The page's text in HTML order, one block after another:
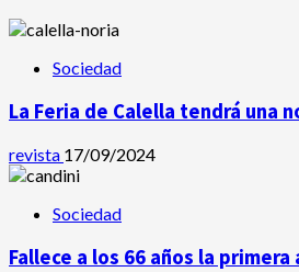
Sociedad
La Feria de Calella tendrá una
revista 17/09/2024
Sociedad
Fallece a los 66 años la